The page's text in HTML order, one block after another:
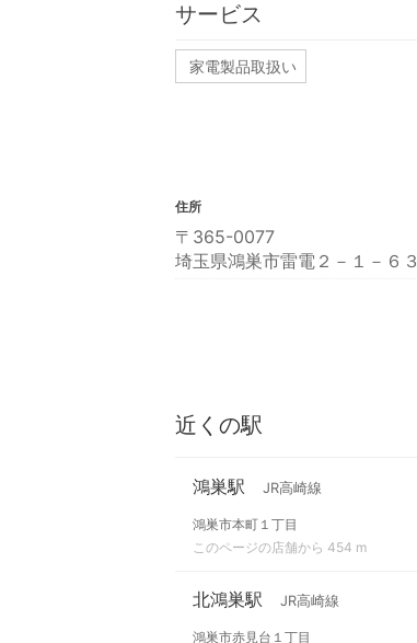
サービス
家電製品取扱い
住所
〒365-0077
埼玉県鴻巣市雷電２－１－６３
近くの駅
鴻巣駅 JR高崎線
鴻巣市本町１丁目
このページの店舗から 454 m
北鴻巣駅 JR高崎線
鴻巣市赤見台１丁目